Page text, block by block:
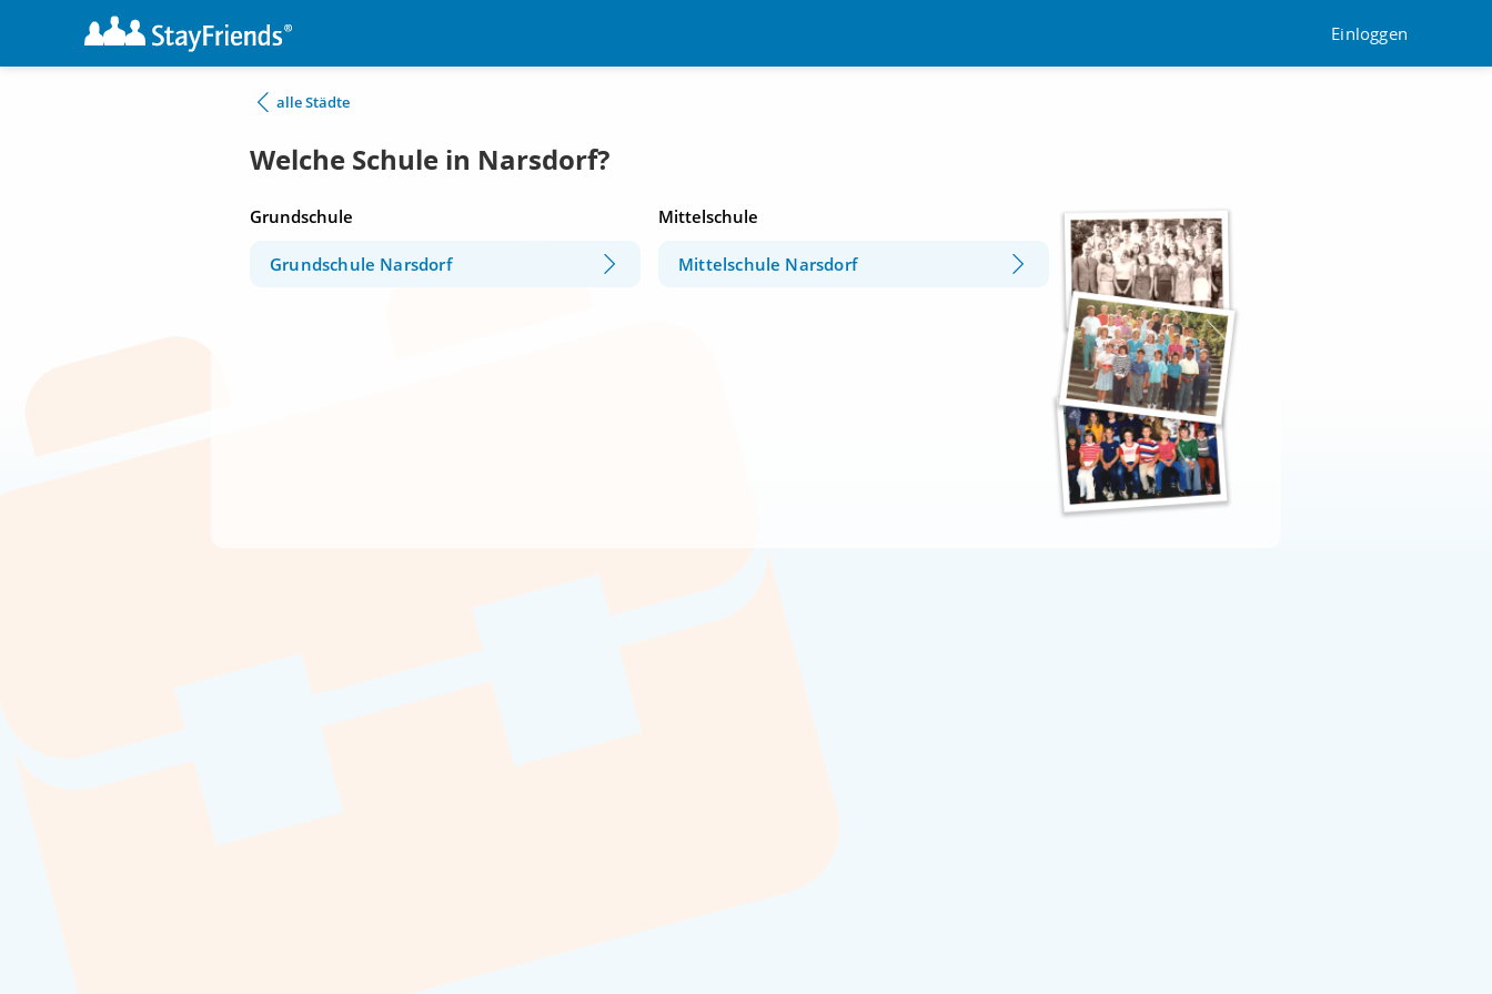
Einloggen
alle Städte
Welche Schule in Narsdorf?
Grundschule
Grundschule Narsdorf
Mittelschule
Mittelschule Narsdorf